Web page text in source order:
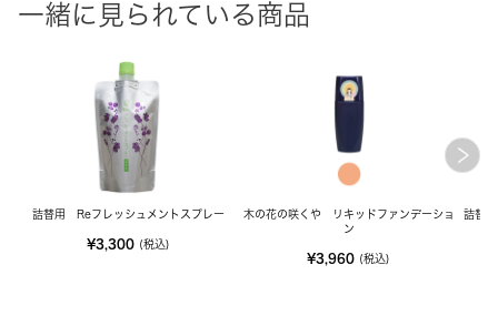
一緒に見られている商品
詰替用 Reフレッシュメントスプレー
¥3,300 (税込)
木の花の咲くや リキッドファンデーショ
ン
¥3,960 (税込)
詰替